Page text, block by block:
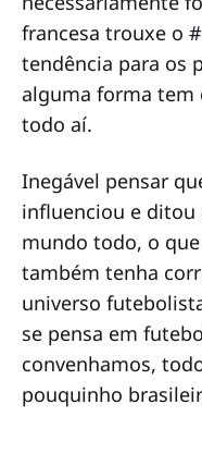
francesa trouxe o
tendência para os
alguma forma tem
todo aí.
Inegável pensar
influenciou e ditou
mundo todo, o
também tenha
universo
se pensa em
convenhamos,
pouquinho